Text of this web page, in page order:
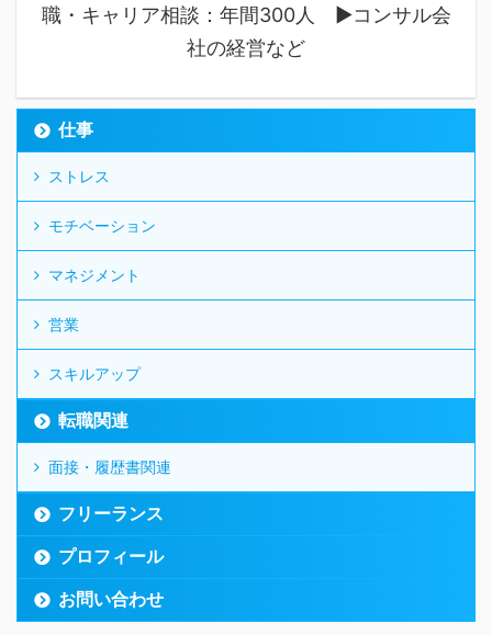
職・キャリア相談：年間300人 ▶︎コンサル会
社の経営など
仕事
ストレス
モチベーション
マネジメント
営業
スキルアップ
転職関連
面接・履歴書関連
フリーランス
プロフィール
お問い合わせ